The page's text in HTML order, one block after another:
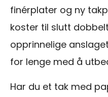
finérplater og ny
koster til slutt
opprinnelige
for lenge med å
Har du et tak med